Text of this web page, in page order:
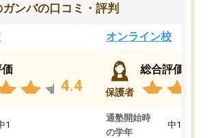
ンバの口コミ・評判
4.4
1
オンライン校
保護者
総合評価
通塾開始時
の学年
中1